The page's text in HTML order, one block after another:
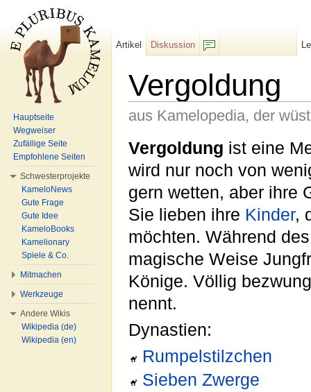
Vergoldung
aus Kamelopedia, der
Vergoldung ist eine
wird nur noch von
gern wetten, aber ihre
Sie lieben ihre Kinder,
möchten. Während
magische Weise
Könige. Völlig
nennt.
Dynastien:
Rumpelstilzchen
Sieben Zwerge
Artikel
Diskussion
Hauptseite
Wegweiser
Zufällige Seite
Empfohlene Seiten
Schwesterprojekte
KameloNews
Gute Frage
Gute Idee
KameloBooks
Kamelionary
Spiele & Co.
Mitmachen
Werkzeuge
Andere Wikis
Wikipedia (de)
Wikipedia (en)